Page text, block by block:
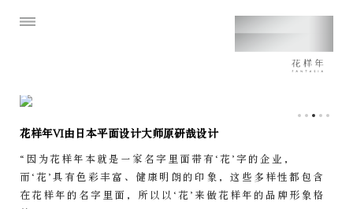
花样年VI由日本平面设计大师原研哉设计
“因为花样年本就是一家名字里面带有‘花’字的企业，
而‘花’具有色彩丰富、健康明朗的印象，这些多样性都包含
在花样年的名字里面，所以以‘花’来做花样年的品牌形象格